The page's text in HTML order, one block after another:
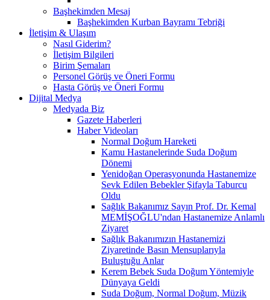
Başhekimden Mesaj
Başhekimden Kurban Bayramı Tebriği
İletişim & Ulaşım
Nasıl Giderim?
İletişim Bilgileri
Birim Şemaları
Personel Görüş ve Öneri Formu
Hasta Görüş ve Öneri Formu
Dijital Medya
Medyada Biz
Gazete Haberleri
Haber Videoları
Normal Doğum Hareketi
Kamu Hastanelerinde Suda Doğum
Dönemi
Yenidoğan Operasyonunda Hastanemize
Sevk Edilen Bebekler Şifayla Taburcu
Oldu
Sağlık Bakanımız Sayın Prof. Dr. Kemal
MEMİŞOĞLU'ndan Hastanemize Anlamlı
Ziyaret
Sağlık Bakanımızın Hastanemizi
Ziyaretinde Basın Mensuplarıyla
Buluştuğu Anlar
Kerem Bebek Suda Doğum Yöntemiyle
Dünyaya Geldi
Suda Doğum, Normal Doğum, Müzik